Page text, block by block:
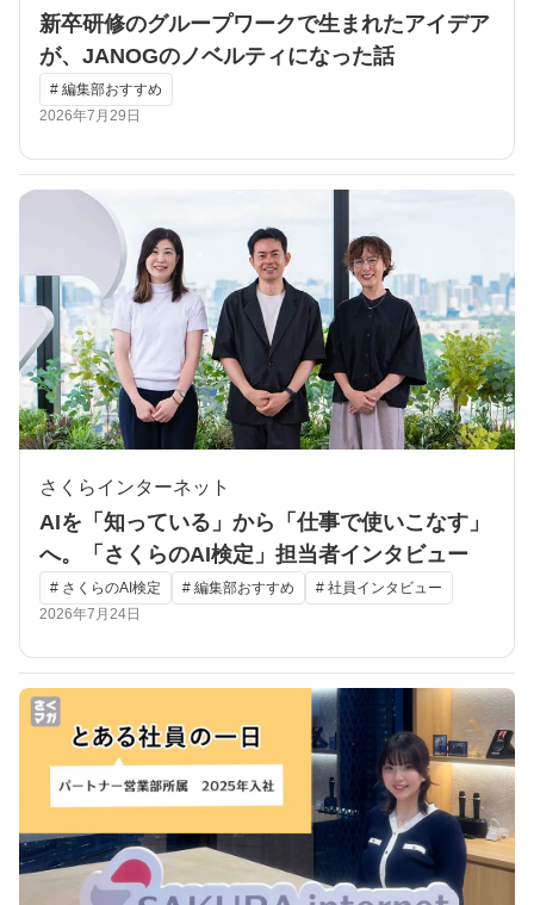
新卒研修のグループワークで生まれたアイデア
が、JANOGのノベルティになった話
# 編集部おすすめ
2026年7月29日
さくらインターネット
AIを「知っている」から「仕事で使いこなす」
へ。「さくらのAI検定」担当者インタビュー
# さくらのAI検定 # 編集部おすすめ
# 社員インタビュー
2026年7月24日